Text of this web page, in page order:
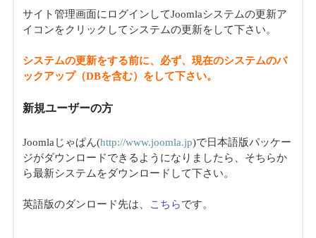
サイト管理画面にログインしてJoomlaシステムの更新ア
イコンをクリックしてシステムの更新をして下さい。
システムの更新をする前に、必ず、現在のシステムのバ
ックアップ（DBを含む）をして下さい。
新規ユーザーの方
Joomlaじゃぱん(http://www.joomla.jp)で日本語版パッケー
ジがダウンロードできるようになりましたら、そちらか
ら最新システムをダウンロードして下さい。
英語版のダンロード先は、 こちらです。